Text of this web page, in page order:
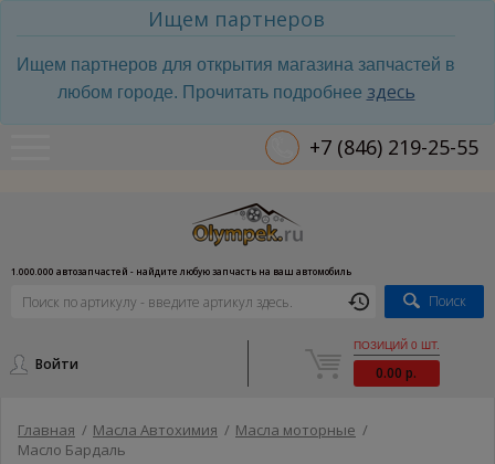
Ищем партнеров
Ищем партнеров для открытия магазина запчастей в
любом городе. Прочитать подробнее здесь
+7 (846) 219-25-55
1.000.000 автозапчастей - найдите любую запчасть на ваш автомобиль
Поиск
Войти
ПОЗИЦИЙ 0 ШТ.
0.00 р.
Главная / Масла Автохимия / Масла моторные /
Масло Бардаль